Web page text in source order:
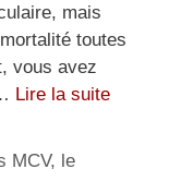
mais
toutes
vous avez
Lire la suite
MCV, le